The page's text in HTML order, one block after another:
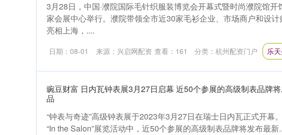
3月28日，中国·濮院国际毛针织服装博览会开幕式暨时尚濮院馆开
家会展中心举行。濮院带领全市近30家毛衫企业、市场商户和设
亮相上海，....
日期：08-01 来源：兴启网配资 查看： 161 分类： 杭州配资门户 乐
豌豆财富 日内瓦钟表展3月27日启幕 近50个参展的高级制表品牌
品
“钟表与奇迹”高级钟表展于2023年3月27日在瑞士日内瓦正式开幕
“In the Salon”展览活动中，近50个参展的高级制表品牌将发布最新